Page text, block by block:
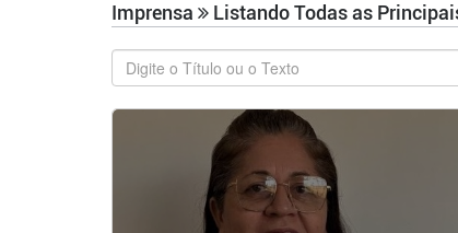
Imprensa Listando Todas as